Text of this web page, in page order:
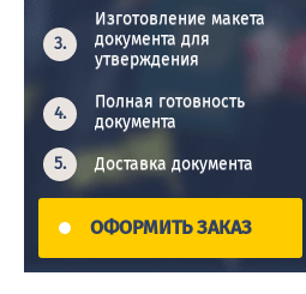
Изготовление макета
документа для
утверждения
Полная готовность
документа
Доставка документа
ОФОРМИТЬ ЗАКАЗ